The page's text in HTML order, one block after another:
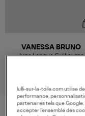
VANESSA BRUNO
Jupe Longue Guillaume
lulli-sur-la-toile.com utilise
performance,
partenaires tels que Google.
accepter l’ensemble des